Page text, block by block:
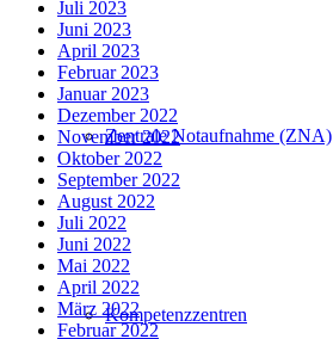
Zentrale Notaufnahme (ZNA)
Kompetenzzentren
Juli 2023
Juni 2023
April 2023
Februar 2023
Januar 2023
Dezember 2022
November 2022
Oktober 2022
September 2022
August 2022
Juli 2022
Juni 2022
Mai 2022
April 2022
März 2022
Februar 2022